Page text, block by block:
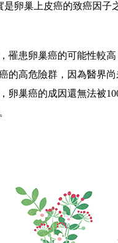
是卵巢上皮癌的致癌因子
罹患卵巢癌的可能性較
的高危險群，因為醫界
卵巢癌的成因還無法被